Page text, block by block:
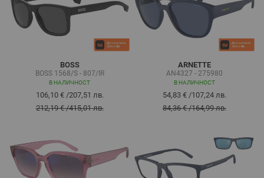
BOSS
BOSS 1568/S - 807/IR
В НАЛИЧНОСТ
106,10 €/207,51 лв.
212,19 €/415,01 лв.
ARNETTE
AN4327 - 275980
В НАЛИЧНОСТ
54,83 € /107,24 лв.
84,36 €/164,99 лв.